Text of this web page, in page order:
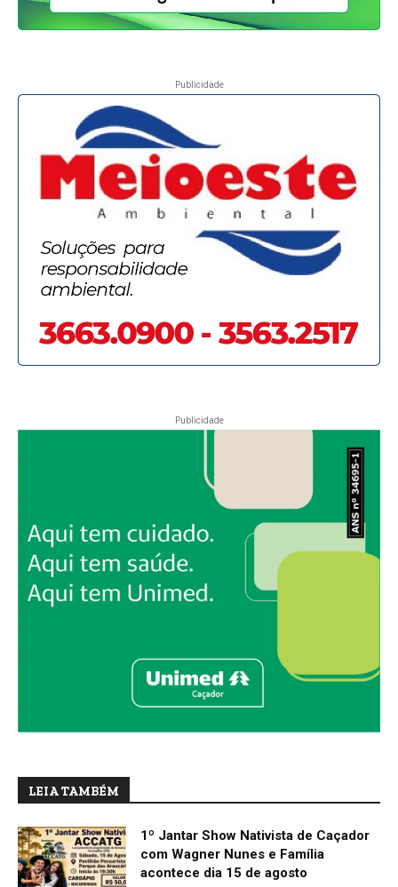
Publicidade
Publicidade
LEIA TAMBÉM
1º Jantar Show Nativista de Caçador
com Wagner Nunes e Família
acontece dia 15 de agosto